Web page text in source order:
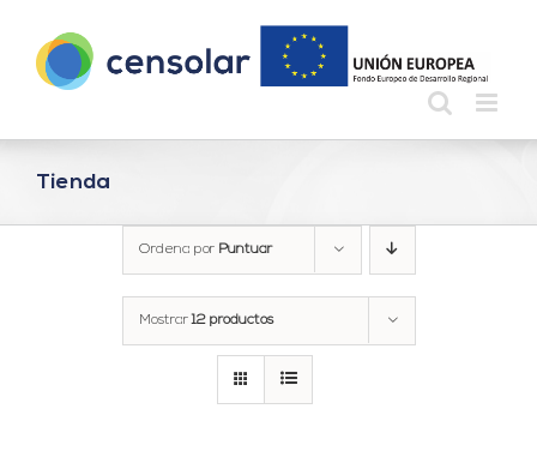
contenido
Tienda
Ordena por Puntuar
Mostrar12 productos